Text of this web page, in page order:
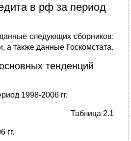
в рф за период
следующих сборников:
а также данные Госкомстата.
тенденций
1998-2006 гг.
Таблица 2.1
гг.